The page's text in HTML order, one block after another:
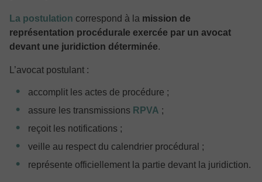
La postulation correspond à la mission de
représentation procédurale exercée par un avocat
devant une juridiction déterminée.
L’avocat postulant :
accomplit les actes de procédure ;
assure les transmissions RPVA ;
reçoit les notifications ;
veille au respect du calendrier procédural ;
représente officiellement la partie devant la juridiction.